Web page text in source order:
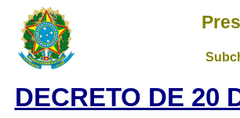
DECRETO DE 20